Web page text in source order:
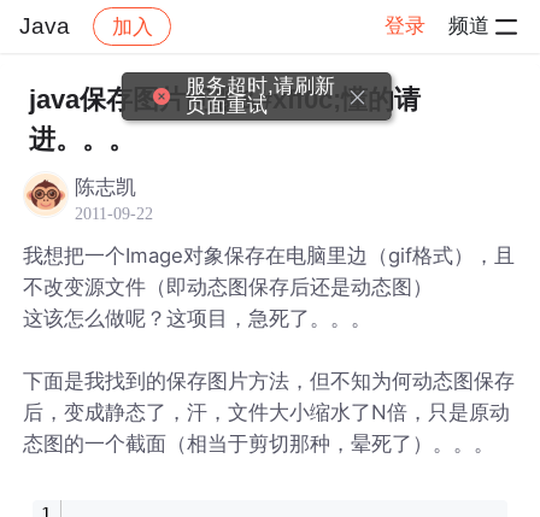
Java 加入 登录 频道
社区 Java 帖子详情
java保存图片问题&#xff0c;懂的请
进。。。
陈志凯
2011-09-22
我想把一个Image对象保存在电脑里边（gif格式），且
不改变源文件（即动态图保存后还是动态图）
这该怎么做呢？这项目，急死了。。。
下面是我找到的保存图片方法，但不知为何动态图保存
后，变成静态了，汗，文件大小缩水了N倍，只是原动
态图的一个截面（相当于剪切那种，晕死了）。。。
服务超时,请刷新
页面重试